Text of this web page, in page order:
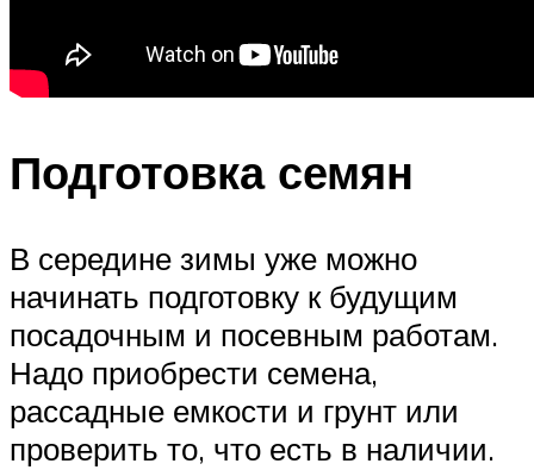
Подготовка семян
В середине зимы уже можно
начинать подготовку к будущим
посадочным и посевным работам.
Надо приобрести семена,
рассадные емкости и грунт или
проверить то, что есть в наличии.